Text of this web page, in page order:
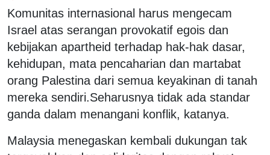
Komunitas internasional harus mengecam
Israel atas serangan provokatif egois dan
kebijakan apartheid terhadap hak-hak dasar,
kehidupan, mata pencaharian dan martabat
orang Palestina dari semua keyakinan di tanah
mereka sendiri.Seharusnya tidak ada standar
ganda dalam menangani konflik, katanya.
Malaysia menegaskan kembali dukungan tak